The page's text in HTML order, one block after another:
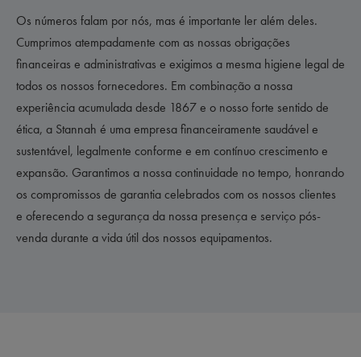
Os números falam por nós, mas é importante ler além deles.
Cumprimos atempadamente com as nossas obrigações
financeiras e administrativas e exigimos a mesma higiene legal de
todos os nossos fornecedores. Em combinação a nossa
experiênciaacumuladadesde 1867 e o nosso forte sentido de
ética, a Stannah é uma empresa financeiramente saudável e
sustentável, legalmente conforme e em contínuo crescimento e
expansão. Garantimos a nossa continuidade no tempo, honrando
os compromissos de garantia celebrados com os nossos clientes
e oferecendo a segurança da nossa presença e serviço pós-
venda durante a vida útil dos nossos equipamentos.